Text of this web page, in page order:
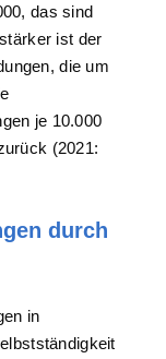
das sind
ist der
die um
je 10.000
(2021:
durch
in